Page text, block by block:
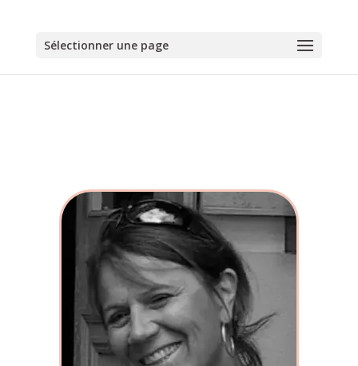
Sélectionner une page